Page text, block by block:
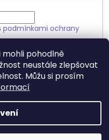
mohli pohodlně
neustále zlepšovat
Můžu si prosím
podmínkami ochrany
Shoptet
. Všechna práva